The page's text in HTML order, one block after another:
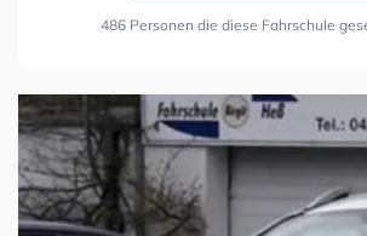
486 Personen die diese Fahrschule